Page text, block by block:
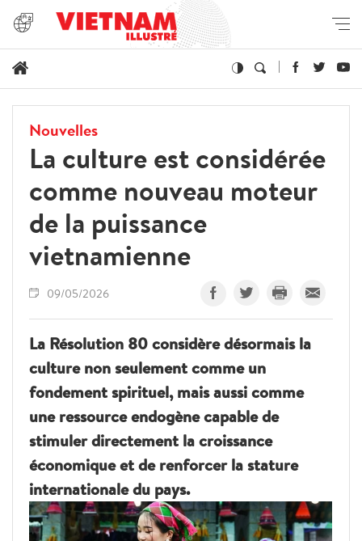
Nouvelles
La culture est considérée
comme nouveau moteur
de la puissance
vietnamienne
09/05/2026
La Résolution 80 considère désormais la
culture non seulement comme un
fondement spirituel, mais aussi comme
une ressource endogène capable de
stimuler directement la croissance
économique et de renforcer la stature
internationale du pays.